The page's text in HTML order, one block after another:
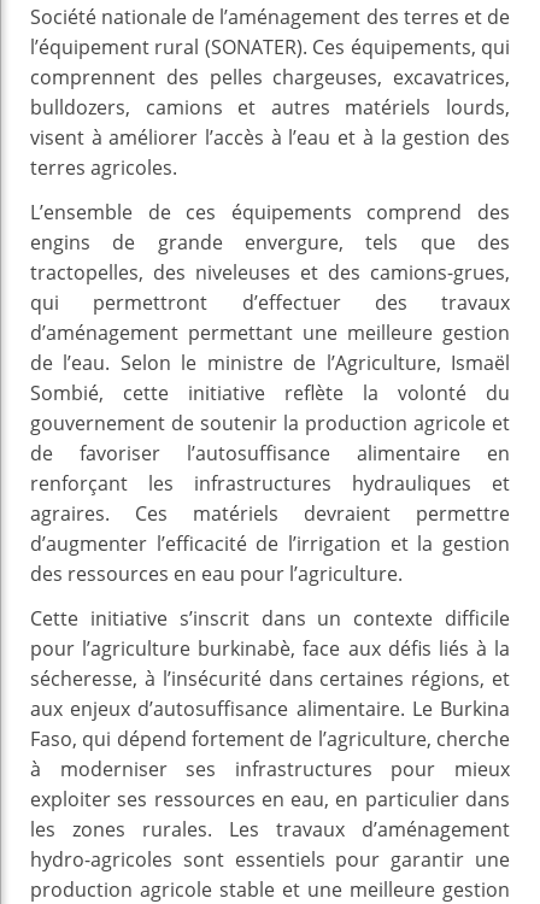
Société nationale de l’aménagement des terres et de
l’équipement rural (SONATER). Ces équipements, qui
comprennent des pelles chargeuses, excavatrices,
bulldozers, camions et autres matériels lourds,
visent à améliorer l’accès à l’eau et à la gestion des
terres agricoles.
L’ensemble de ces équipements comprend des
engins de grande envergure, tels que des
tractopelles, des niveleuses et des camions-grues,
qui permettront d’effectuer des travaux
d’aménagement permettant une meilleure gestion
de l’eau. Selon le ministre de l’Agriculture, Ismaël
Sombié, cette initiative reflète la volonté du
gouvernement de soutenir la production agricole et
de favoriser l’autosuffisance alimentaire en
renforçant les infrastructures hydrauliques et
agraires. Ces matériels devraient permettre
d’augmenter l’efficacité de l’irrigation et la gestion
des ressources en eau pour l’agriculture.
Cette initiative s’inscrit dans un contexte difficile
pour l’agriculture burkinabè, face aux défis liés à la
sécheresse, à l’insécurité dans certaines régions, et
aux enjeux d’autosuffisance alimentaire. Le Burkina
Faso, qui dépend fortement de l’agriculture, cherche
à moderniser ses infrastructures pour mieux
exploiter ses ressources en eau, en particulier dans
les zones rurales. Les travaux d’aménagement
hydro-agricoles sont essentiels pour garantir une
production agricole stable et une meilleure gestion